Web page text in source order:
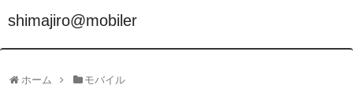
shimajiro@mobiler
ホーム モバイル